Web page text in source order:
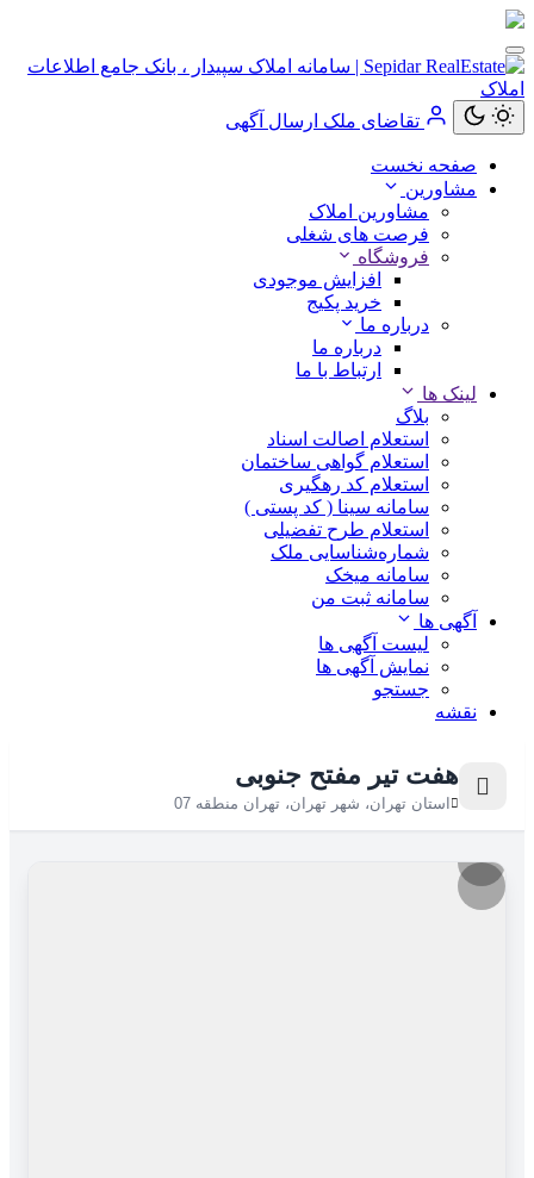
تقاضای ملک ارسال آگهی
صفحه نخست
مشاورین
مشاورین املاک
فرصت های شغلی
فروشگاه
افزایش موجودی
خرید پکیج
درباره ما
درباره ما
ارتباط با ما
لینک ها
بلاگ
استعلام اصالت اسناد
استعلام گواهی ساختمان
استعلام کد رهگیری
سامانه سینا ( کد پستی )
استعلام طرح تفضیلی
شماره‌شناسایی ملک
سامانه میخک
سامانه ثبت من
آگهی ها
لیست آگهی ها
نمایش آگهی ها
جستجو
نقشه
هفت تیر مفتح جنوبی
استان تهران، شهر تهران، تهران منطقه 07
مهمان
ورود
به
ورود